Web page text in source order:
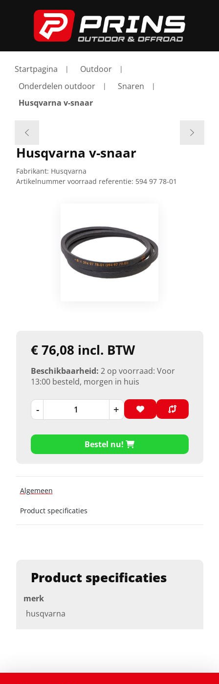
Startpagina
Outdoor
Onderdelen outdoor
Snaren
Husqvarna v-snaar
Product specificaties
merk
husqvarna
Husqvarna v-snaar
Fabrikant: Husqvarna
Artikelnummer voorraad referentie: 594 97 78-01
€ 76,08 incl. BTW
Beschikbaarheid: 2 op voorraad: Voor
13:00 besteld, morgen in huis
- +
Bestel nu!
Algemeen
Product specificaties